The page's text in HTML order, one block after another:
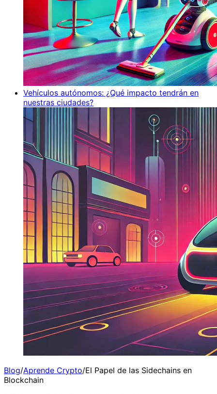
Vehículos autónomos: ¿Qué impacto tendrán en
nuestras ciudades?
Blog/Aprende Crypto/El Papel de las Sidechains en
Blockchain